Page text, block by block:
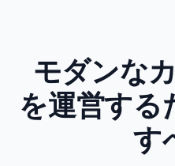
モダンな
を運営する
す